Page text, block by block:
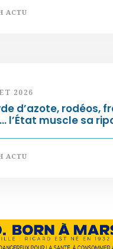
ACTU
2026
d’azote, rodéos,
l’État muscle sa
ACTU